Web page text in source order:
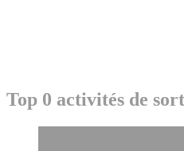
Top 0 activités de